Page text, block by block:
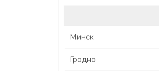
Минск
Гродно